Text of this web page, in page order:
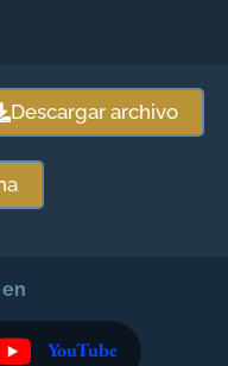
Descargar archivo
YouTube